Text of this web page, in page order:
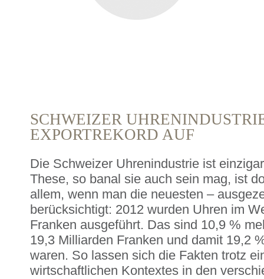
SCHWEIZER
EXPORTREKORD AUF
Die Schweizer Uhrenindustrie ist
These, so banal sie auch sein mag, ist
allem, wenn man die neuesten –
berücksichtigt: 2012 wurden Uhren im
Franken ausgeführt. Das sind 10,9 %
19,3 Milliarden Franken und damit 19,2
waren. So lassen sich die Fakten trotz
wirtschaftlichen Kontextes in den